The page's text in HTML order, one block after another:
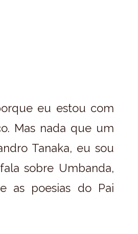
eu estou com
Mas nada que um
Tanaka, eu sou
sobre Umbanda,
as poesias do Pai